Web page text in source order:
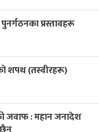
प्रस्तावहरू
शपथ (तस्वीरहरू)
जवाफ : महान जनादेश